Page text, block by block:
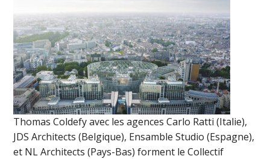
Thomas Coldefy avec les agences Carlo Ratti (Italie),
JDS Architects (Belgique), Ensamble Studio (Espagne),
et NL Architects (Pays-Bas) forment le Collectif